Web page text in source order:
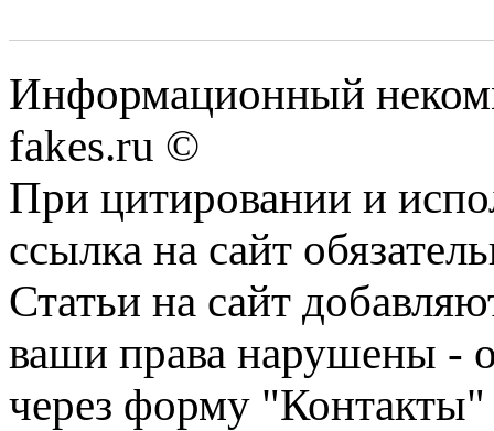
Информационный
fakes.ru ©
При цитировании и
ссылка на сайт
Статьи на сайт
ваши права нарушены -
через форму "Контакты"